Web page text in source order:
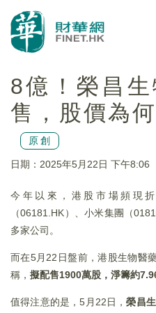
8億！榮昌
售，股價為
原創
日期：2025年5月22日 下午8:06
今年以來，港股市場頻現
（06181.HK）、小米集團（
多家公司。
而在5月22日盤前，港股生物醫
稱， 擬配售1900萬股，淨籌約
值得注意的是，5月22日，榮昌